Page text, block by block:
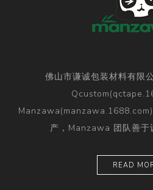
佛山市谦诚包装材料有限
产，Manzawa 团队善于
READ